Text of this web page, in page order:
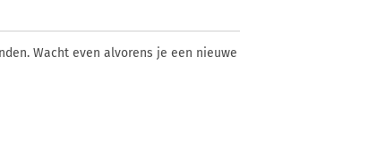
Wacht even alvorens je een nieuwe